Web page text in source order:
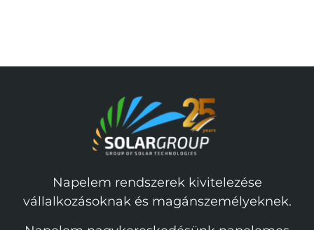
Napelem rendszerek kivitelezése
vállalkozásoknak és magánszemélyeknek.